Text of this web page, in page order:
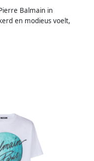
Balmain in
en modieus voelt,